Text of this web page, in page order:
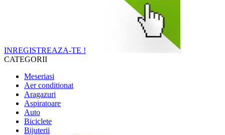
INREGISTREAZA-TE !
CATEGORII
Meseriasi
Aer conditionat
Aragazuri
Aspiratoare
Auto
Biciclete
Bijuterii